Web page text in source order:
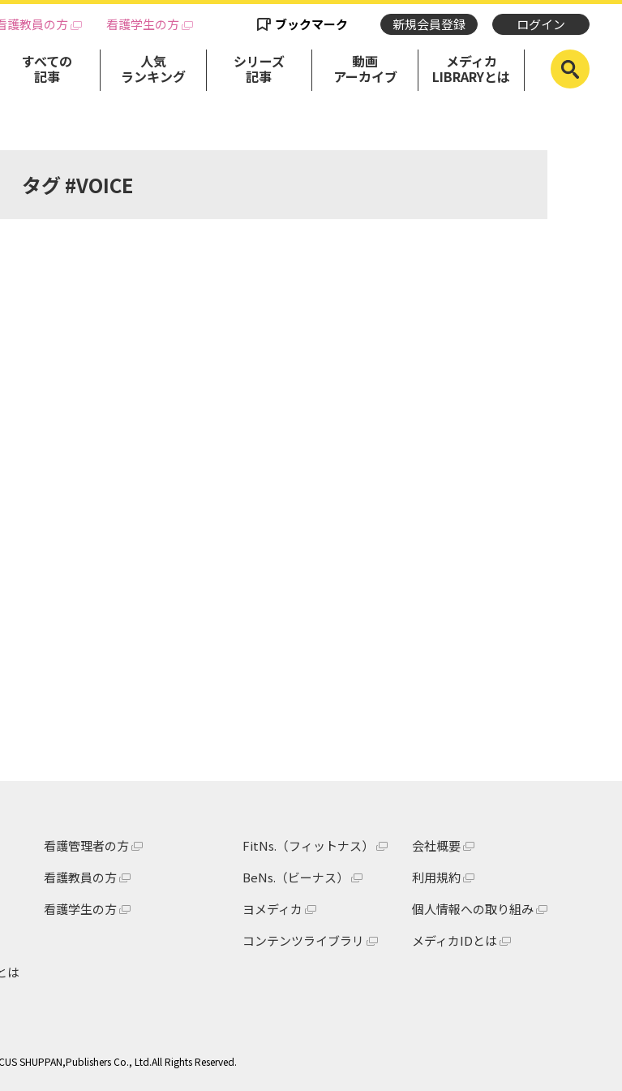
護教員の方 看護学生の方 ブックマーク 新規会員登録 ログイン
すべての
記事
人気
ランキング
シリーズ
記事
動画
アーカイブ
メディカ
LIBRARYとは
タグ #VOICE
は
看護管理者の方
看護教員の方
看護学生の方
FitNs.（フィットナス）
BeNs.（ビーナス）
ヨメディカ
コンテンツライブラリ
会社概要
利用規約
個人情報への取り組み
メディカIDとは
SHUPPAN,Publishers Co., Ltd.All Rights Reserved.